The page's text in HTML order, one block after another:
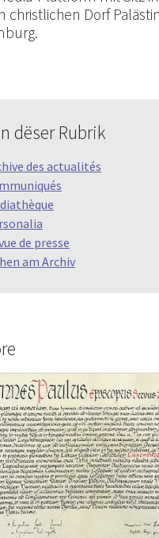
christlichen Dorf
dëser Rubrik
des actualités
de presse
am Archiv